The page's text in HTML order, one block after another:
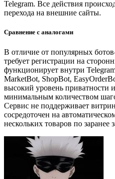
Telegram. Все действия
перехода на внешние сайты.
Сравнение с аналогами
В отличие от популярных
требует регистрации на
функционирует внутри
MarketBot, ShopBot,
высокий уровень приватности
минимальным количеством
Сервис не поддерживает
сосредоточен на
нескольких товаров по